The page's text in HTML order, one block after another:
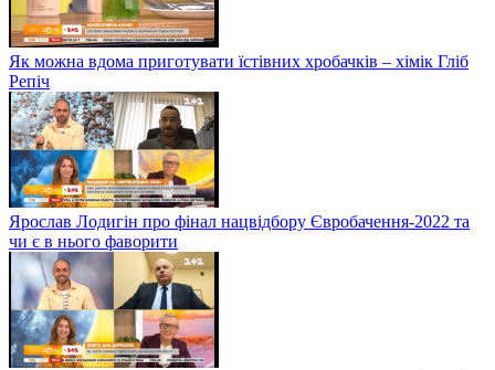
Як можна вдома приготувати їстівних хробачків – хімік Гліб
Репіч
Ярослав Лодигін про фінал нацвідбору Євробачення-2022 та
чи є в нього фаворити